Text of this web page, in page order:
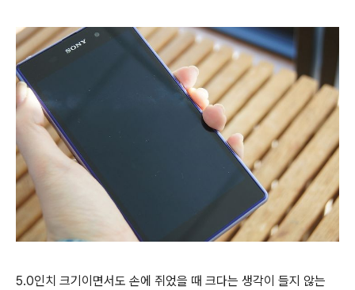
5.0인치 크기이면서도 손에 쥐었을 때 크다는 생각이 들지 않는